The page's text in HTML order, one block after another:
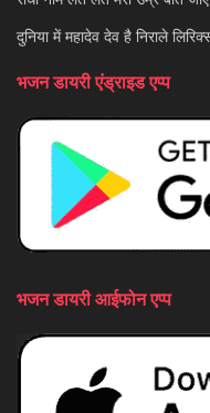
दुनिया में महादेव देव है निराले
भजन डायरी एंड्राइड एप्प
भजन डायरी आईफोन एप्प